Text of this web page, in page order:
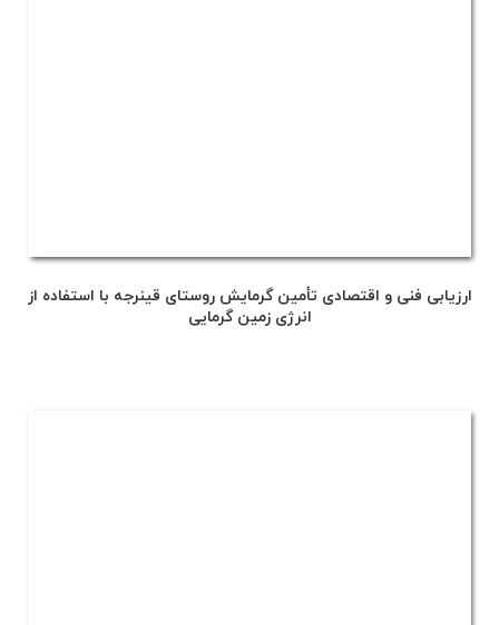
ارزیابی فنی و اقتصادی تأمین گرمایش روستای قینرجه با استفاده از
انرژی زمین گرمایی